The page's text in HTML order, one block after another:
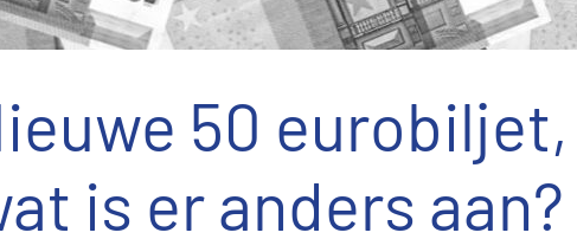
50 eurobiljet,
is er anders aan?